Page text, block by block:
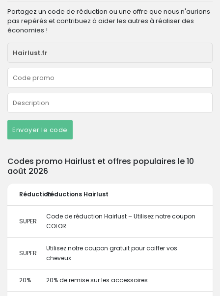
Partagez un code de réduction ou une offre que nous n'aurions
pas repérés et contribuez à aider les autres à réaliser des
économies !
Envoyer le code
Codes promo Hairlust et offres populaires le 10
août 2026
RéductionRéductions Hairlust
SUPER
Code de réduction Hairlust – Utilisez notre coupon
COLOR
SUPER
Utilisez notre coupon gratuit pour coiffer vos
cheveux
20% 20% de remise sur les accessoires